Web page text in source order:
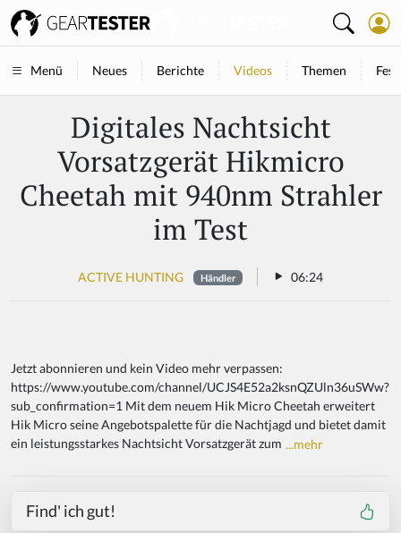
Menü Neues Berichte Videos Themen
Digitales Nachtsicht
Vorsatzgerät Hikmicro
Cheetah mit 940nm Strahler
im Test
ACTIVE HUNTING Händler 06:24
Jetzt abonnieren und kein Video mehr verpassen:
https://www.youtube.com/channel/UCJS4E52a2ksnQZUln36uSWw?
sub_confirmation=1 Mit dem neuem Hik Micro Cheetah erweitert
Hik Micro seine Angebotspalette für die Nachtjagd und bietet damit
ein leistungsstarkes Nachtsicht Vorsatzgerät zum ...mehr
Find' ich gut!